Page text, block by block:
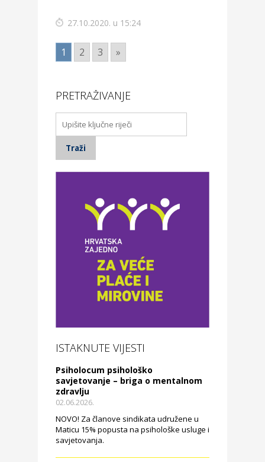
27.10.2020. u 15:24
1 2 3 »
PRETRAŽIVANJE
ISTAKNUTE VIJESTI
Psiholocum psihološko
savjetovanje – briga o mentalnom
zdravlju
02.06.2026.
NOVO! Za članove sindikata udružene u
Maticu 15% popusta na psihološke usluge i
savjetovanja.